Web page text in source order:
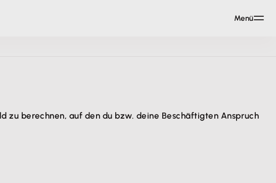
zu berechnen, auf den du bzw. deine Beschäftigten Anspruch
Menü